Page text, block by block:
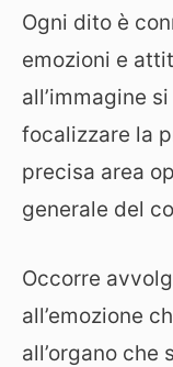
Ogni dito è
emozioni e
all’immagine
focalizzare la
precisa area
generale del
Occorre
all’emozione
all’organo